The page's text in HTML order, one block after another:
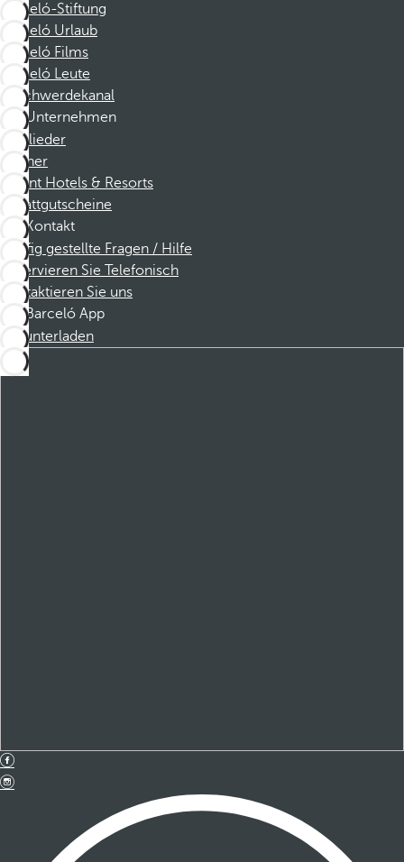
Barceló-Stiftung
Barceló Urlaub
Barceló Films
Barceló Leute
Beschwerdekanal
Unternehmen
Mitglieder
Partner
Dorint Hotels & Resorts
Rabattgutscheine
Kontakt
Häufig gestellte Fragen / Hilfe
Reservieren Sie Telefonisch
Kontaktieren Sie uns
Barceló App
Herunterladen